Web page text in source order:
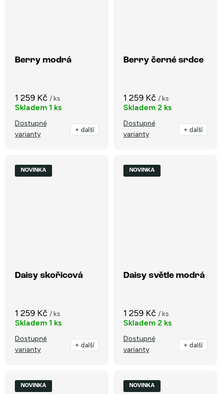
Berry modrá
1 259 Kč / ks
Skladem 1 ks
Dostupné
varianty
+ další
Berry černé srdce
1 259 Kč / ks
Skladem 2 ks
Dostupné
varianty
+ další
NOVINKA
Daisy skořicová
1 259 Kč / ks
Skladem 1 ks
Dostupné
varianty
+ další
NOVINKA
Daisy světle modrá
1 259 Kč / ks
Skladem 2 ks
Dostupné
varianty
+ další
NOVINKA NOVINKA